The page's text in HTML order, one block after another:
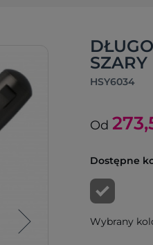
SZARY
HSY6034
Od
Dostępne
Wybrany